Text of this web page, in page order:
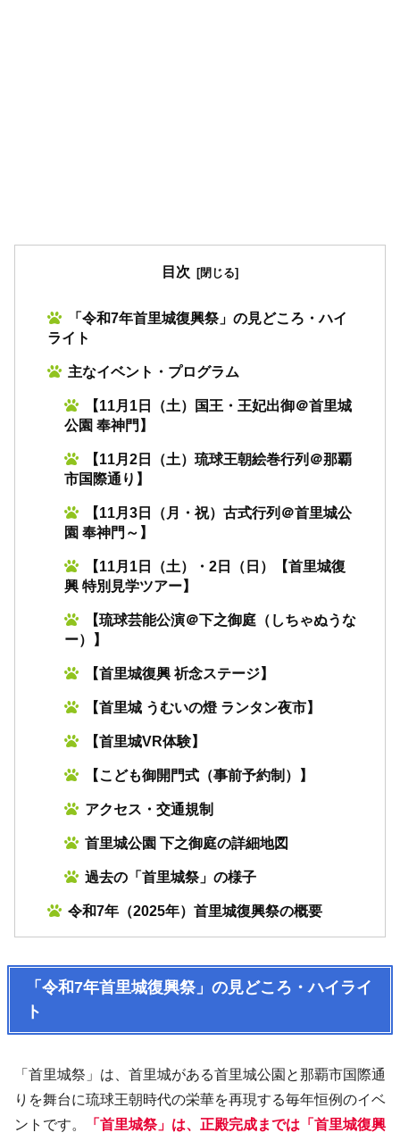
目次
「令和7年首里城復興祭」の見どころ・ハイ
ライト
主なイベント・プログラム
【11月1日（土）国王・王妃出御＠首里城
公園 奉神門】
【11月2日（土）琉球王朝絵巻行列＠那覇
市国際通り】
【11月3日（月・祝）古式行列＠首里城公
園 奉神門～】
【11月1日（土）・2日（日）【首里城復
興 特別見学ツアー】
【琉球芸能公演＠下之御庭（しちゃぬうな
ー）】
【首里城復興 祈念ステージ】
【首里城 うむいの燈 ランタン夜市】
【首里城VR体験】
【こども御開門式（事前予約制）】
アクセス・交通規制
首里城公園 下之御庭の詳細地図
過去の「首里城祭」の様子
令和7年（2025年）首里城復興祭の概要
「令和7年首里城復興祭」の見どころ・ハイライ
ト
「首里城祭」は、首里城がある首里城公園と那覇市国際通
りを舞台に琉球王朝時代の栄華を再現する毎年恒例のイベ
ントです。
「首里城祭」は、正殿完成までは「首里城復興